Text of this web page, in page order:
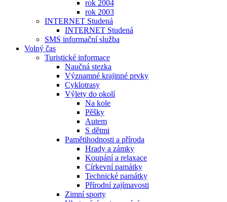
rok 2004
rok 2003
INTERNET Studená
INTERNET Studená
SMS informační služba
Volný čas
Turistické informace
Naučná stezka
Významné krajinné prvky
Cyklotrasy
Výlety do okolí
Na kole
Pěšky
Autem
S dětmi
Pamětihodnosti a příroda
Hrady a zámky
Koupání a relaxace
Církevní památky
Technické památky
Přírodní zajímavosti
Zimní sporty